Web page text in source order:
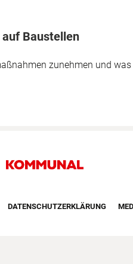
Baustellen
zunehmen und
DATENSCHUTZERKLÄRUNG